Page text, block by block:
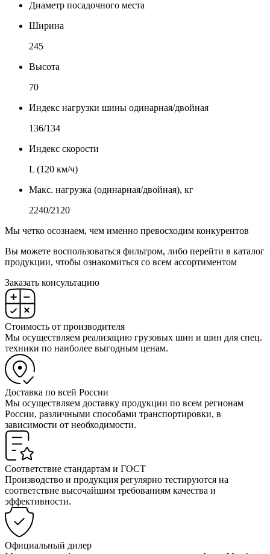
Диаметр посадочного места
Ширина
245
Высота
70
Индекс нагрузки шины одинарная/двойная
136/134
Индекс скорости
L (120 км/ч)
Макс. нагрузка (одинарная/двойная), кг
2240/2120
Мы четко осознаем, чем именно превосходим конкурентов
Вы можете воспользоваться фильтром, либо перейти в каталог
продукции, чтобы ознакомиться со всем ассортиментом
Заказать консультацию
Стоимость от производителя
Мы осуществляем реализацию грузовых шин и шин для спец.
техники по наиболее выгодным ценам.
Доставка по всей России
Мы осуществляем доставку продукции по всем регионам
России, различными способами транспортировки, в
зависимости от необходимости.
Соответствие стандартам и ГОСТ
Производство и продукция регулярно тестируются на
соответствие высочайшим требованиям качества и
эффективности.
Официальный дилер